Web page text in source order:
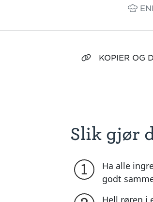
KOPIER OG
Slik gjør
1
Ha alle
godt
Hell røren i